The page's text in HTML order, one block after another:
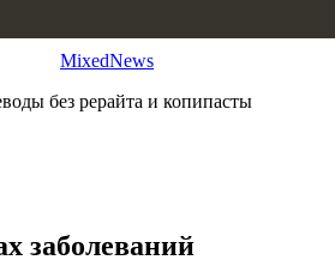
MixedNews
без рерайта и копипасты
заболеваний